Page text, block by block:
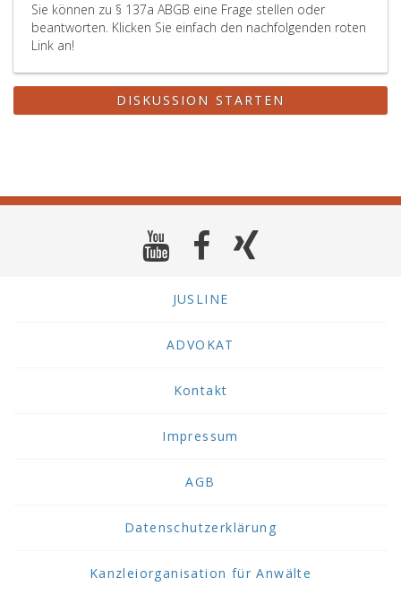
Sie können zu § 137a ABGB eine Frage stellen oder
beantworten. Klicken Sie einfach den nachfolgenden roten
Link an!
DISKUSSION STARTEN
JUSLINE
ADVOKAT
Kontakt
Impressum
AGB
Datenschutzerklärung
Kanzleiorganisation für Anwälte